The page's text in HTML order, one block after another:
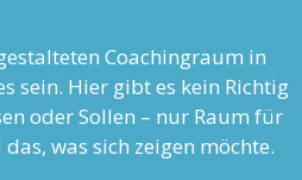
Coachingraum in
sein. Hier gibt es kein Richtig
oder Sollen – nur Raum für
was sich zeigen möchte.